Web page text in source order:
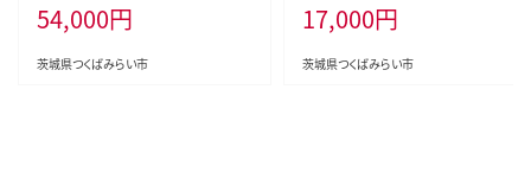
用缶入）】 海苔 家庭用 寿司 高級 プ
レミアム ミシュラン 三ツ星 プロ 丸
山海苔 3か月 美味しい おいしい
54,000円
茨城県つくばみらい市
ろい 国産 牛肉 ブロック ステーキ
焼肉 おすすめ 大人気 大好評 たっ
ぷり お手軽 簡単 アレンジ ロース
17,000円
茨城県つくばみらい市